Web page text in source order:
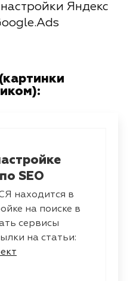
Яндекс
SEO
находится в
на поиске в
сервисы
на статьи: